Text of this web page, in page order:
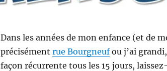
Dans les années de mon enfance (et de
précisément rue Bourgneufou j’ai
façon récurrente tous les 15 jours,